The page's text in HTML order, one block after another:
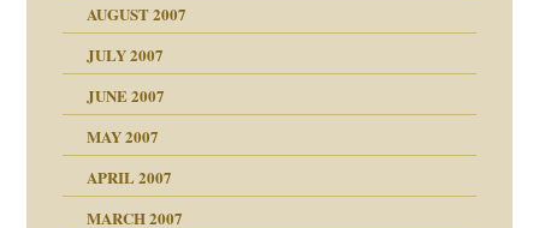
in meiner
AUGUST 2007
JULY 2007
JUNE 2007
MAY 2007
APRIL 2007
MARCH 2007